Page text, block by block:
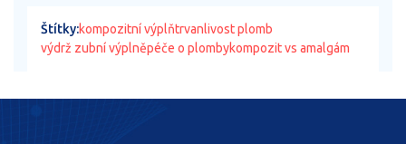
Štítky:kompozitní výplňtrvanlivost plomb
výdrž zubní výplněpéče o plombykompozit vs amalgám